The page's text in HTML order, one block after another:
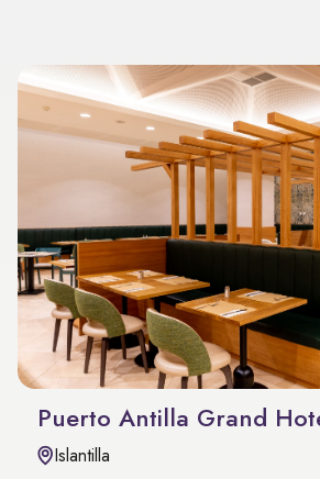
Puerto Antilla Grand
Islantilla